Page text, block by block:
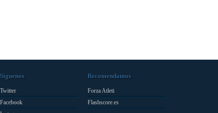
Síguenos
Twitter
Facebook
Recomendamos
Forza Atleti
Flashscore.es